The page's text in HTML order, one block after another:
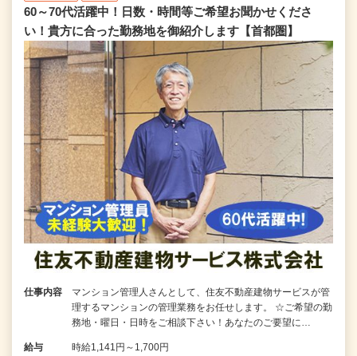
60～70代活躍中！日数・時間等ご希望お聞かせくださ
い！貴方に合った勤務地を御紹介します【首都圏】
仕事内容
マンション管理人さんとして、住友不動産建物サービスが管
理するマンションの管理業務をお任せします。 ☆ご希望の勤
務地・曜日・日時をご相談下さい！あなたのご要望に…
給与 時給1,141円～1,700円